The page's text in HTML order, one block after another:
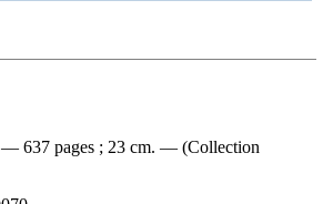
— 637 pages ; 23 cm. — (Collection